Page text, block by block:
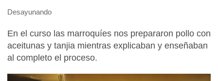
Desayunando
En el curso las marroquíes nos prepararon pollo con
aceitunas y tanjia mientras explicaban y enseñaban
al completo el proceso.